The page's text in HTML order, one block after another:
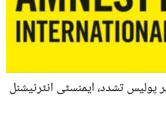
پولیس تشدد، ایمنسٹی انٹرنیشنل